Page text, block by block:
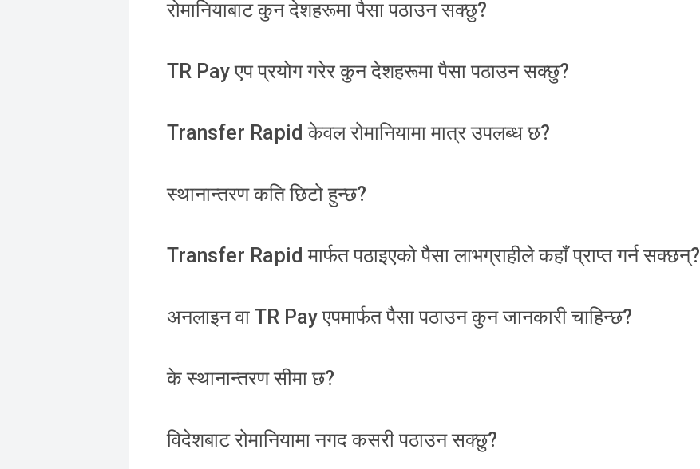
रोमानियाबाट कुन देशहरूमा पैसा पठाउन सक्छु?
TR Pay एप प्रयोग गरेर कुन देशहरूमा पैसा पठाउन सक्छु?
Transfer Rapid केवल रोमानियामा मात्र उपलब्ध छ?
स्थानान्तरण कति छिटो हुन्छ?
Transfer Rapid मार्फत पठाइएको पैसा लाभग्राहीले कहाँ प्राप्त गर्न सक्छन्?
अनलाइन वा TR Pay एपमार्फत पैसा पठाउन कुन जानकारी चाहिन्छ?
के स्थानान्तरण सीमा छ?
विदेशबाट रोमानियामा नगद कसरी पठाउन सक्छु?